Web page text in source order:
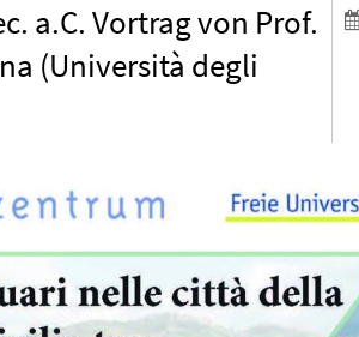
a.C. Vortrag von Prof.
(Università degli